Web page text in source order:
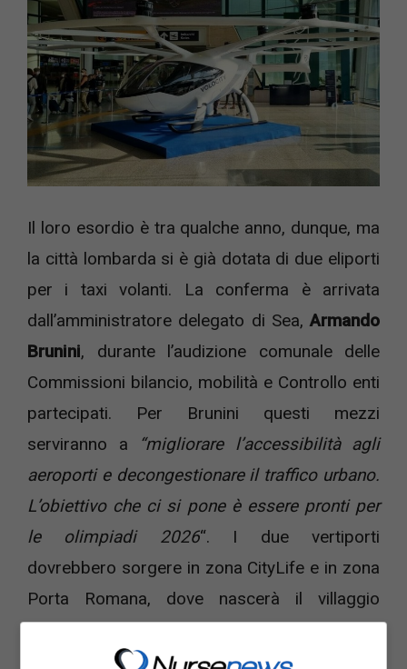
Il loro esordio è tra qualche anno, dunque, ma
la città lombarda si è già dotata di due eliporti
per i taxi volanti. La conferma è arrivata
dall’amministratore delegato di Sea,Armando
Brunini, durante l’audizione comunale delle
Commissioni bilancio, mobilità e Controllo enti
partecipati. Per Brunini questi mezzi
serviranno a
“migliorare l’accessibilità agli
aeroporti e decongestionare il traffico urbano.
L’obiettivo che ci si pone è essere pronti per
le olimpiadi 2026“. I due vertiporti
dovrebbero sorgere in zona CityLife e in zona
Porta Romana, dove nascerà il villaggio
olimpico, mentre gli altri due più grandi
previsti saranno a Linate e Malpensa.